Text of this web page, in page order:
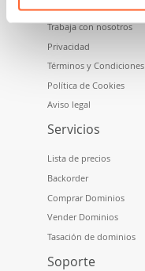
Quiénes somos
Trabaja con nosotros
Privacidad
Términos y Condiciones
Política de Cookies
Aviso legal
Servicios
Lista de precios
Backorder
Comprar Dominios
Vender Dominios
Tasación de dominios
Soporte